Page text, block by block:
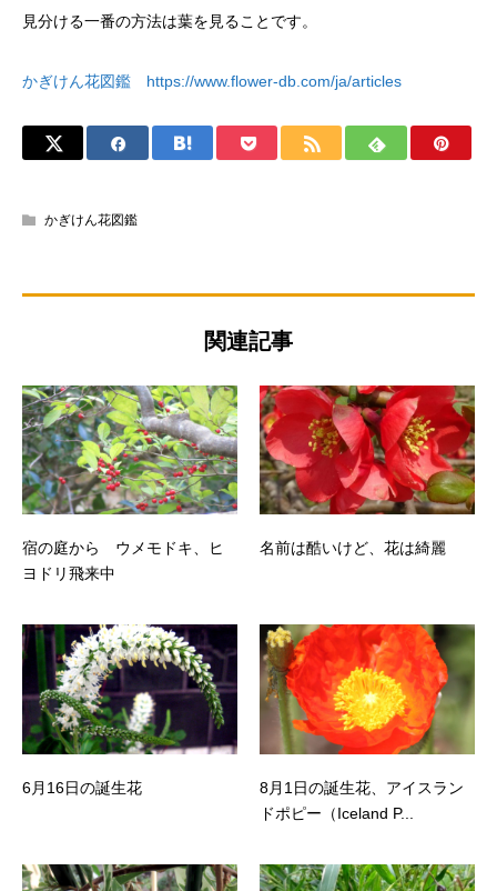
見分ける一番の方法は葉を見ることです。
かぎけん花図鑑 https://www.flower-db.com/ja/articles
かぎけん花図鑑
関連記事
宿の庭から ウメモドキ、ヒ
ヨドリ飛来中
名前は酷いけど、花は綺麗
6月16日の誕生花
8月1日の誕生花、アイスラン
ドポピー（Iceland P...